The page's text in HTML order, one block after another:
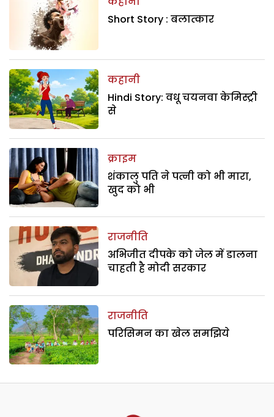
Short Story : बलात्कार
कहानी
Hindi Story: वधू चयनवा केमिस्ट्री
से
क्राइम
शंकालु पति ने पत्नी को भी मारा,
खुद को भी
राजनीति
अभिजीत दीपके को जेल में डालना
चाहती है मोदी सरकार
राजनीति
परिसिमन का खेल समझिये